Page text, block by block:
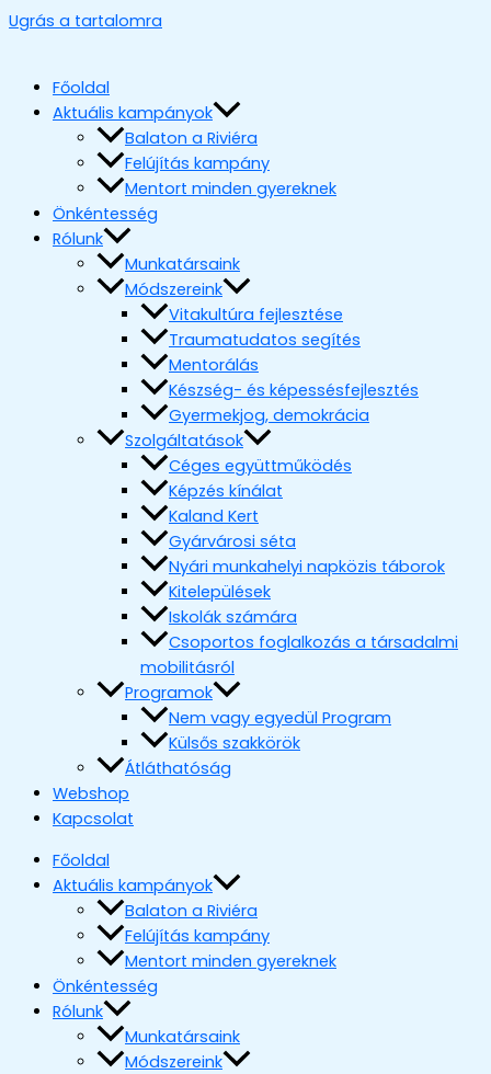
Ugrás a tartalomra
Főoldal
Aktuális kampányok
Balaton a Riviéra
Felújítás kampány
Mentort minden gyereknek
Önkéntesség
Rólunk
Munkatársaink
Módszereink
Vitakultúra fejlesztése
Traumatudatos segítés
Mentorálás
Készség- és képessésfejlesztés
Gyermekjog, demokrácia
Szolgáltatások
Céges együttműködés
Képzés kínálat
Kaland Kert
Gyárvárosi séta
Nyári munkahelyi napközis táborok
Kitelepülések
Iskolák számára
Csoportos foglalkozás a társadalmi
mobilitásról
Programok
Nem vagy egyedül Program
Külsős szakkörök
Átláthatóság
Webshop
Kapcsolat
Főoldal
Aktuális kampányok
Balaton a Riviéra
Felújítás kampány
Mentort minden gyereknek
Önkéntesség
Rólunk
Munkatársaink
Módszereink